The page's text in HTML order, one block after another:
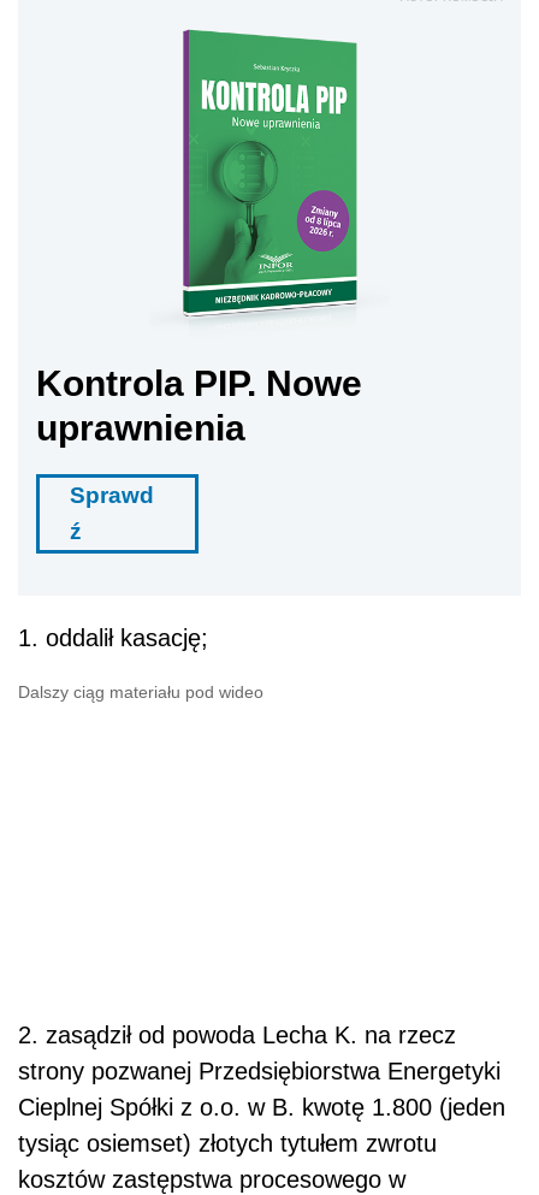
Kontrola PIP. Nowe
uprawnienia
Sprawd
ź
1. oddalił kasację;
Dalszy ciąg materiału pod wideo
2. zasądził od powoda Lecha K. na rzecz
strony pozwanej Przedsiębiorstwa Energetyki
Cieplnej Spółki z o.o. w B. kwotę 1.800 (jeden
tysiąc osiemset) złotych tytułem zwrotu
kosztów zastępstwa procesowego w